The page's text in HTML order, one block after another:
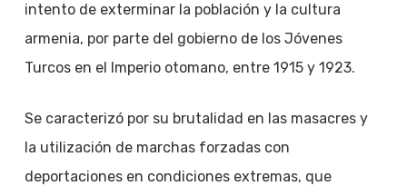
intento de exterminar la población y la cultura
armenia, por parte del gobierno de los Jóvenes
Turcos en el Imperio otomano, entre 1915 y 1923.
Se caracterizó por su brutalidad en las masacres y
la utilización de marchas forzadas con
deportaciones en condiciones extremas, que